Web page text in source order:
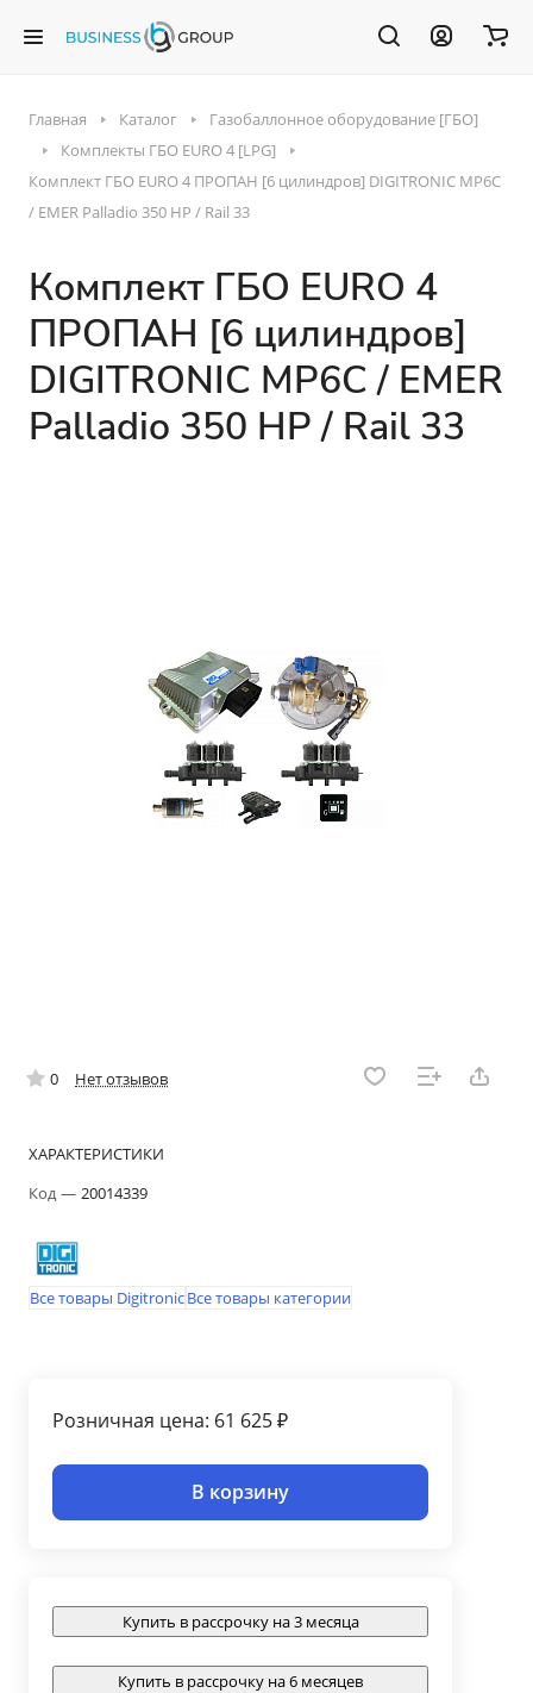
Главная Каталог
Газобаллонное оборудование [ГБО]
Комплекты ГБО EURO 4 [LPG]
Комплект ГБО EURO 4 ПРОПАН [6 цилиндров] DIGITRONIC MP6C
/ EMER Palladio 350 HP / Rail 33
Комплект ГБО EURO 4
ПРОПАН [6 цилиндров]
DIGITRONIC MP6C / EMER
Palladio 350 HP / Rail 33
0 Нет отзывов
ХАРАКТЕРИСТИКИ
Код— 20014339
Все товары DigitronicВсе товары категории
Розничная цена: 61 625 ₽
В корзину
Купить в рассрочку на 3 месяца
Купить в рассрочку на 6 месяцев